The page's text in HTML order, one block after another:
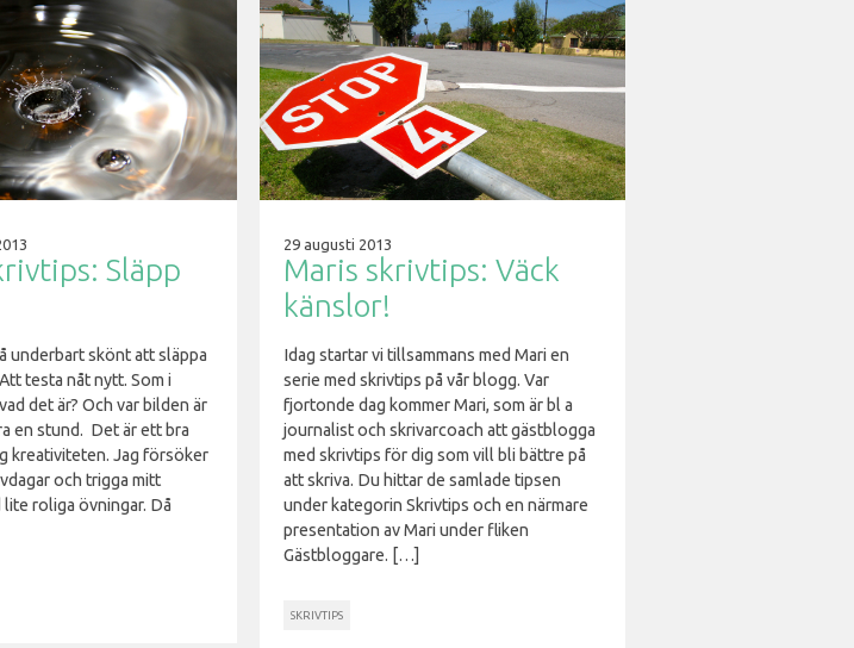
Släpp
underbart skönt att släppa
testa nåt nytt. Som i
det är? Och var bilden är
en stund. Det är ett bra
kreativiteten. Jag försöker
och trigga mitt
lite roliga övningar. Då
29 augusti 2013
Maris skrivtips: Väck
känslor!
Idag startar vi tillsammans med Mari en
serie med skrivtips på vår blogg. Var
fjortonde dag kommer Mari, som är bl a
journalist och skrivarcoach att gästblogga
med skrivtips för dig som vill bli bättre på
att skriva. Du hittar de samlade tipsen
under kategorin Skrivtips och en närmare
presentation av Mari under fliken
Gästbloggare. […]
SKRIVTIPS